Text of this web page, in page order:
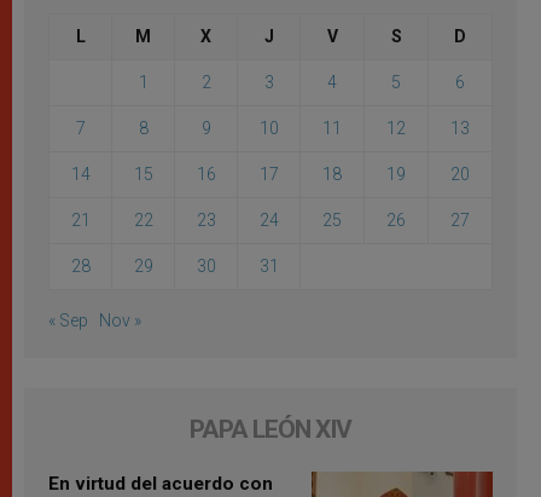
L M X J V S D
1 2 3 4 5 6
7 8 9 10 11 12 13
14 15 16 17 18 19 20
21 22 23 24 25 26 27
28 29 30 31
« Sep Nov »
PAPA LEÓN XIV
En virtud del acuerdo con